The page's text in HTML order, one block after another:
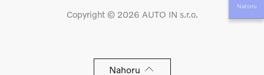
Nahoru
Copyright © 2026 AUTO IN s.r.o.
Nahoru